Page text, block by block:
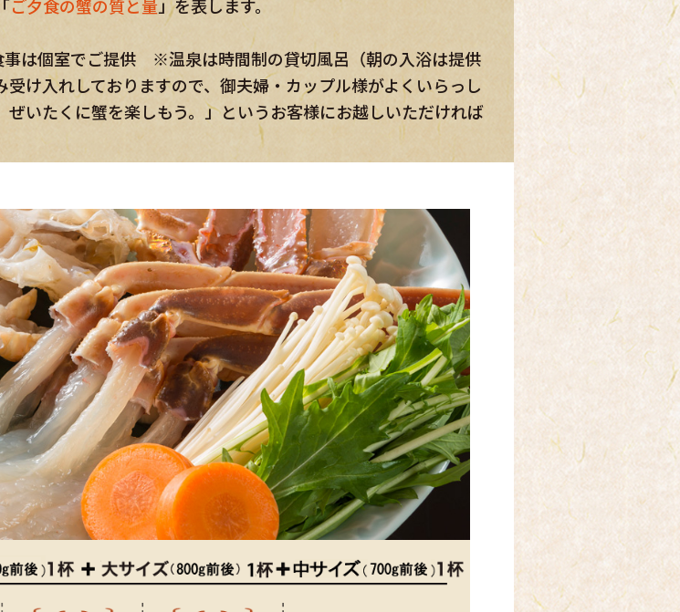
入れしておりますので、御夫婦・カップル様がよくいらっし
いたくに蟹を楽しもう。」というお客様にお越しいただければ